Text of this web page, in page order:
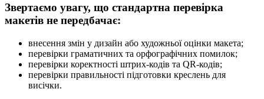
Звертаємо увагу, що стандартна перевірка
макетів не передбачає:
внесення змін у дизайн або художньої оцінки макета;
перевірки граматичних та орфографічних помилок;
перевірки коректності штрих-кодів та QR-кодів;
перевірки правильності підготовки креслень для
висічки.